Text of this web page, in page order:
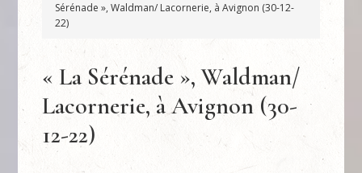
Sérénade », Waldman/ Lacornerie, à Avignon (30-12-
22)
« La Sérénade », Waldman/
Lacornerie, à Avignon (30-
12-22)